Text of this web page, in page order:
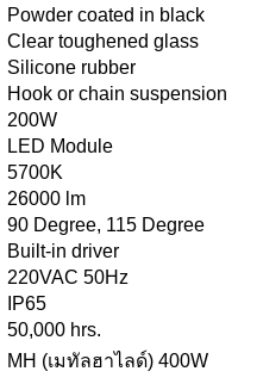
Powder coated in black
Clear toughened glass
Silicone rubber
Hook or chain suspension
200W
LED Module
5700K
26000 lm
90 Degree, 115 Degree
Built-in driver
220VAC 50Hz
IP65
50,000 hrs.
MH (เมทัลฮาไลด์) 400W